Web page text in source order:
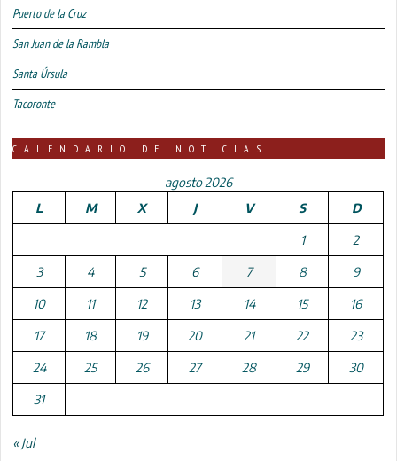
Puerto de la Cruz
San Juan de la Rambla
Santa Úrsula
Tacoronte
CALENDARIO DE NOTICIAS
agosto 2026
L
M X J V S D
1 2
3 4 5 6 7 8 9
10 11 12 13 14 15 16
17 18 19 20 21 22 23
24 25 26 27 28 29 30
31
« Jul